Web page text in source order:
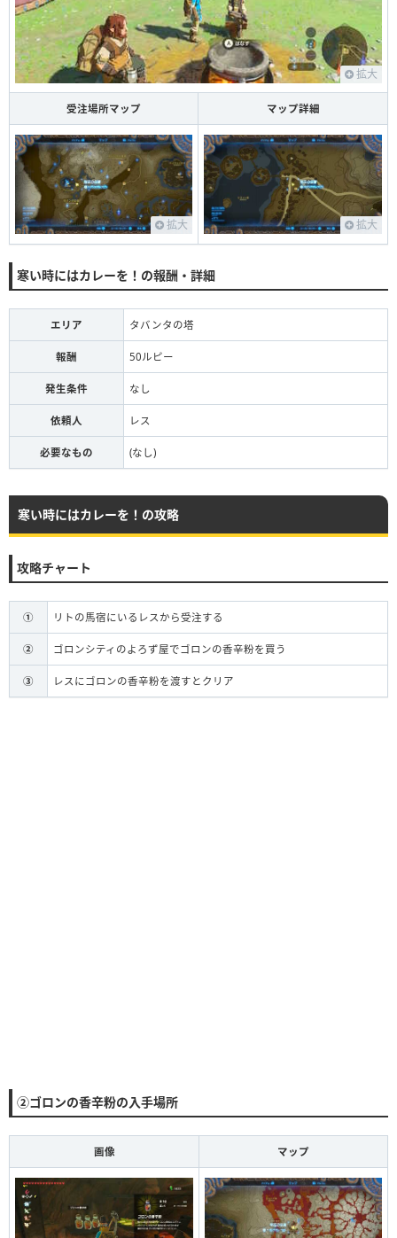
拡大
受注場所マップ マップ詳細
拡大 拡大
寒い時にはカレーを！の報酬・詳細
エリア タバンタの塔
報酬 50ルピー
発生条件 なし
依頼人 レス
必要なもの (なし)
寒い時にはカレーを！の攻略
攻略チャート
① リトの馬宿にいるレスから受注する
② ゴロンシティのよろず屋でゴロンの香辛粉を買う
③ レスにゴロンの香辛粉を渡すとクリア
②ゴロンの香辛粉の入手場所
画像 マップ